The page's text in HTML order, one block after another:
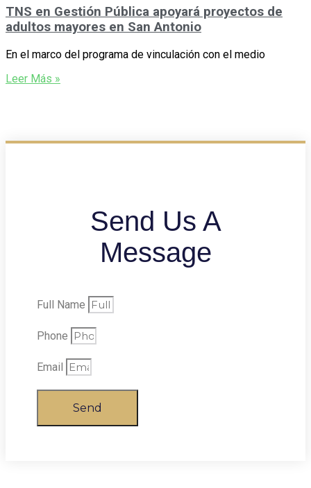
TNS en Gestión Pública apoyará proyectos de
adultos mayores en San Antonio
En el marco del programa de vinculación con el medio
Leer Más »
Send Us A
Message
Full Name
Phone
Email
Send